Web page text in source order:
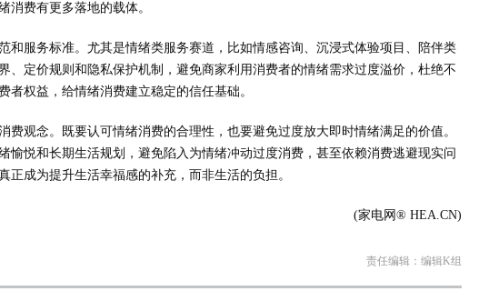
消费有更多落地的载体。
和服务标准。尤其是情绪类服务赛道，比如情感咨询、沉浸式体验项目、陪伴类
、定价规则和隐私保护机制，避免商家利用消费者的情绪需求过度溢价，杜绝不
者权益，给情绪消费建立稳定的信任基础。
费观念。既要认可情绪消费的合理性，也要避免过度放大即时情绪满足的价值。
愉悦和长期生活规划，避免陷入为情绪冲动过度消费，甚至依赖消费逃避现实问
正成为提升生活幸福感的补充，而非生活的负担。
(家电网® HEA.CN)
责任编辑：编辑K组